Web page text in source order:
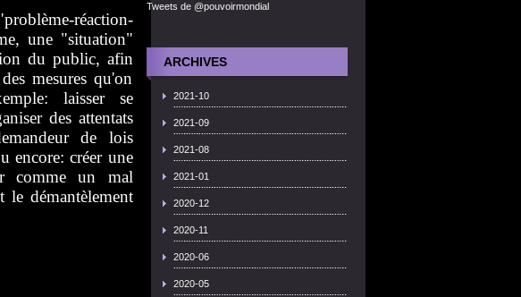
Tweets de @pouvoirmondial
ARCHIVES
2021-10
2021-09
2021-08
2021-01
2020-12
2020-11
2020-06
2020-05
réaction-
une "situation"
du public, afin
mesures qu'on
laisser se
des attentats
de lois
encore: créer une
comme un mal
le démantèlement